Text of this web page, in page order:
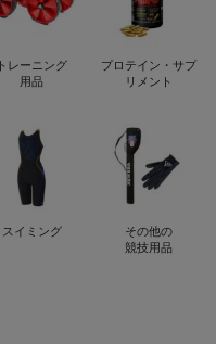
トレーニング
用品
プロテイン・サプ
リメント
スイミング
その他の
競技用品